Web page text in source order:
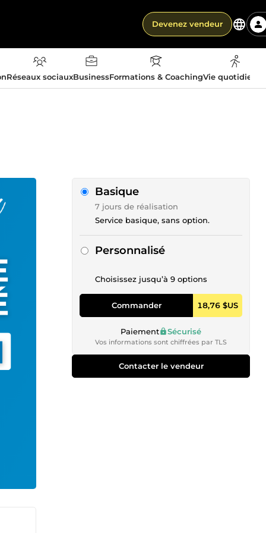
Devenez vendeur
Réseaux sociauxBusinessFormations & CoachingVie
Basique
7 jours de réalisation
Service basique, sans option.
Personnalisé
Choisissez jusqu’à 9 options
Commander 18,76 $US
Paiement Sécurisé
Vos informations sont chiffrées par TLS
Contacter le vendeur